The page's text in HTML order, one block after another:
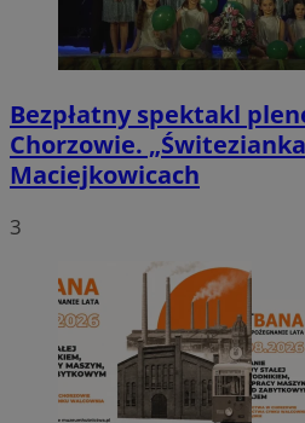
Bezpłatny spektakl
Chorzowie.
Maciejkowicach
3